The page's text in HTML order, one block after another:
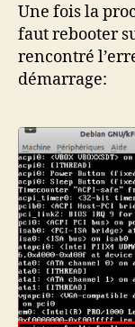
Une fois la
faut rebooter
rencontré
démarrage: